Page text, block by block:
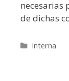
necesarias
de dichas
Categorías
Interna